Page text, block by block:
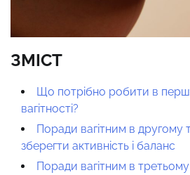
ЗМІСТ
Що потрібно робити в
вагітності?
Поради вагітним в другому
зберегти активність і баланс
Поради вагітним в